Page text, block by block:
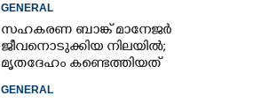
GENERAL
സഹകരണ ബാങ്ക് മാനേജർ
ജീവനൊടുക്കിയ നിലയിൽ;
മൃതദേഹം കണ്ടെത്തിയത്
GENERAL